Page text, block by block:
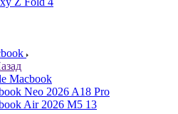
Macbook
Neo 2026 A18 Pro
Air 2026 M5 13